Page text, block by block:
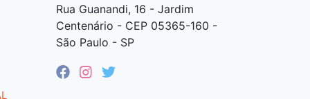
Rua Guanandi, 16 - Jardim
Centenário - CEP 05365-160 -
São Paulo - SP